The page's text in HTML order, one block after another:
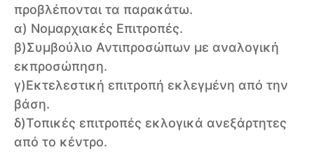
προβλέπονται τα παρακάτω.
α) Νομαρχιακές Επιτροπές.
β)Συμβούλιο Αντιπροσώπων με αναλογική
εκπροσώπηση.
γ)Εκτελεστική επιτροπή εκλεγμένη από την
βάση.
δ)Τοπικές επιτροπές εκλογικά ανεξάρτητες
από το κέντρο.